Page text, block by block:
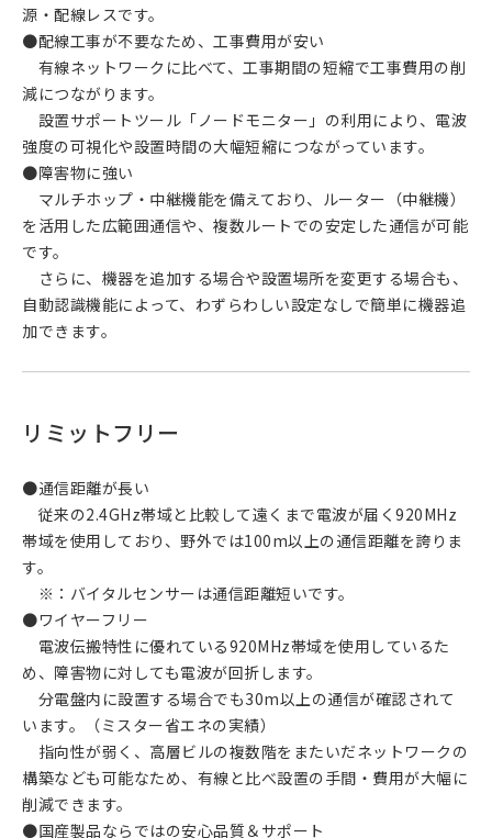
源・配線レスです。
●配線工事が不要なため、工事費用が安い
有線ネットワークに比べて、工事期間の短縮で工事費用の削
減につながります。
設置サポートツール「ノードモニター」の利用により、電波
強度の可視化や設置時間の大幅短縮につながっています。
●障害物に強い
マルチホップ・中継機能を備えており、ルーター（中継機）
を活用した広範囲通信や、複数ルートでの安定した通信が可能
です。
さらに、機器を追加する場合や設置場所を変更する場合も、
自動認識機能によって、わずらわしい設定なしで簡単に機器追
加できます。
リミットフリー
●通信距離が長い
従来の2.4GHz帯域と比較して遠くまで電波が届く920MHz
帯域を使用しており、野外では100m以上の通信距離を誇りま
す。
※：バイタルセンサーは通信距離短いです。
●ワイヤーフリー
電波伝搬特性に優れている920MHz帯域を使用しているた
め、障害物に対しても電波が回折します。
分電盤内に設置する場合でも30m以上の通信が確認されて
います。（ミスター省エネの実績）
指向性が弱く、高層ビルの複数階をまたいだネットワークの
構築なども可能なため、有線と比べ設置の手間・費用が大幅に
削減できます。
●国産製品ならではの安心品質＆サポート